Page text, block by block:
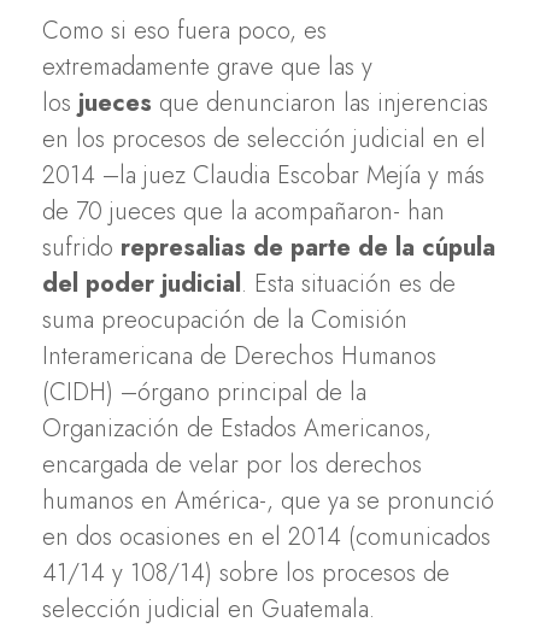
Como si eso fuera poco, es
extremadamente grave que las y
los jueces que denunciaron las injerencias
en los procesos de selección judicial en el
2014 –la juez Claudia Escobar Mejía y más
de 70 jueces que la acompañaron- han
sufrido represalias de parte de la cúpula
del poder judicial. Esta situación es de
suma preocupación de la Comisión
Interamericana de Derechos Humanos
(CIDH) –órgano principal de la
Organización de Estados Americanos,
encargada de velar por los derechos
humanos en América-, que ya se pronunció
en dos ocasiones en el 2014 (comunicados
41/14 y 108/14) sobre los procesos de
selección judicial en Guatemala.